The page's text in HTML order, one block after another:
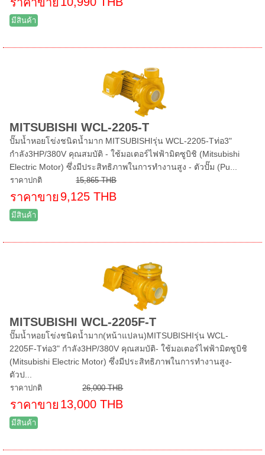
มีสินค้า
MITSUBISHI WCL-2205-T
ปั๊มน้ำหอยโข่งชนิดน้ำมาก MITSUBISHIรุ่น WCL-2205-Tท่อ3"
กำลัง3HP/380V คุณสมบัติ - ใช้มอเตอร์ไฟฟ้ามิตซูบิชิ (Mitsubishi
Electric Motor) ซึ่งมีประสิทธิภาพในการทำงานสูง - ตัวปั๊ม (Pu...
ราคาปกติ 15,865 THB
ราคาขาย 9,125 THB
มีสินค้า
MITSUBISHI WCL-2205F-T
ปั๊มน้ำหอยโข่งชนิดน้ำมาก(หน้าแปลน)MITSUBISHIรุ่น WCL-
2205F-Tท่อ3" กำลัง3HP/380V คุณสมบัติ- ใช้มอเตอร์ไฟฟ้ามิตซูบิชิ
(Mitsubishi Electric Motor) ซึ่งมีประสิทธิภาพในการทำงานสูง-
ตัวป...
ราคาปกติ 26,000 THB
ราคาขาย 13,000 THB
มีสินค้า